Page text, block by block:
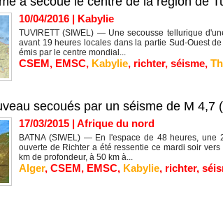
10/04/2016 | Kabylie
TUVIRETT (SIWEL) — Une secousse tellurique
avant 19 heures locales dans la partie Sud-Ouest
émis par le centre mondial...
CSEM, EMSC, Kabylie, richter, séisme,
secoués par un séisme de M 4,7
17/03/2015 | Afrique du nord
BATNA (SIWEL) — En l'espace de 48 heures, une
ouverte de Richter a été ressentie ce mardi soir
km de profondeur, à 50 km à...
Alger, CSEM, EMSC, Kabylie, richter,